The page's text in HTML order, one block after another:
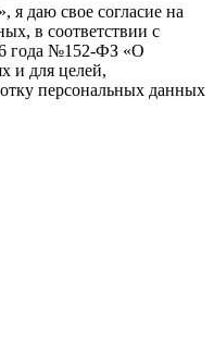
я даю свое согласие на
в соответствии с
года №152-ФЗ «О
и для целей,
персональных данных